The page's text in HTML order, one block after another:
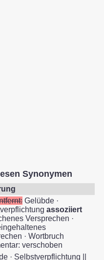
Synonymen
Gelübde ·
assoziiert
Versprechen ·
· Wortbruch
verschoben
· Selbstverpflichtung ||